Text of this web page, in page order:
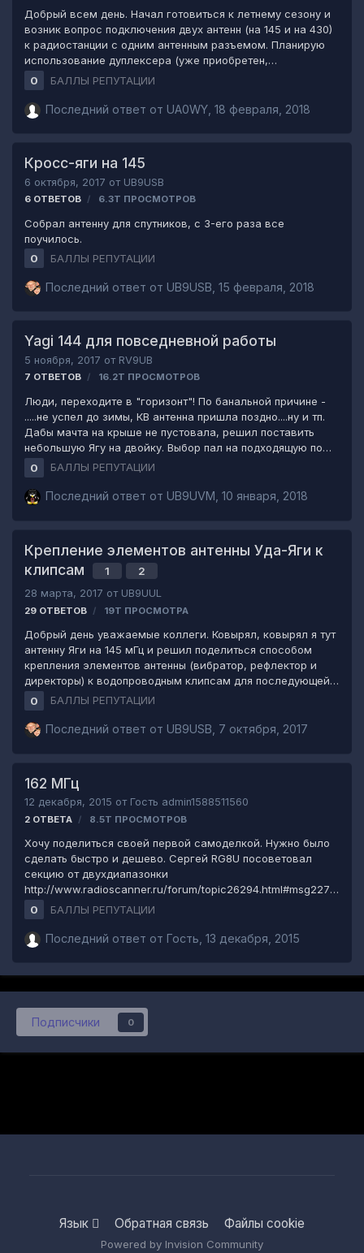
Добрый всем день. Начал готовиться к летнему сезону и
возник вопрос подключения двух антенн (на 145 и на 430)
к радиостанции с одним антенным разъемом. Планирую
использование дуплексера (уже приобретен,
использование без вариантов). А вопрос вот в чем: где
располагать дуплексер: ближе к станции (будет два
кабеля снижения) или же ближе к антеннам, закрепив на
мачте, (один кабель)? Кто сможет подсказать,
Последний ответ от UA0WY 18 февраля, 2018
0 БАЛЛЫ РЕПУТАЦИИ
Кросс-яги на 145
6 октября, 2017 от UB9USB
6 ОТВЕТОВ 6.3Т ПРОСМОТРОВ
Собрал антенну для спутников, с 3-его раза все
поучилось.
Последний ответ от UB9USB 15 февраля, 2018
0 БАЛЛЫ РЕПУТАЦИИ
Yagi 144 для повседневной работы
5 ноября, 2017 от RV9UB
7 ОТВЕТОВ 16.2Т ПРОСМОТРОВ
Люди, переходите в "горизонт"! По банальной причине -
.....не успел до зимы, КВ антенна пришла поздно....ну и тп.
Дабы мачта на крыше не пустовала, решил поставить
небольшую Ягу на двойку. Выбор пал на подходящую по
размерам и имеющимся материалам G0KSC's own 10el
Plus2 LFA Yagi Собрал за неделю, все как у автора,
только в Леруа не оказалось квадратной трубы 25х25,
пришлось купить П-образный профиль 30х25.
было некогда, поэтому фотка только финальная - на
крыше.(TNX Стасу UA9UHN) За трубу для поворотки
Последний ответ от UB9UVM 10 января, 2018
0 БАЛЛЫ РЕПУТАЦИИ
Крепление элементов антенны Уда-Яги к
клипсам
1 2
28 марта, 2017 от UB9UUL
29 ОТВЕТОВ 19Т ПРОСМОТРА
Добрый день уважаемые коллеги. Ковырял, ковырял я тут
антенну Яги на 145 мГц и решил поделиться способом
крепления элементов антенны (вибратор, рефлектор и
директоры) к водопроводным клипсам для последующей
установки на траверсу (антенна разборная, для полевого
выхода). Если изобрел велосипед, прошу не пинать
коваными сапогами в живот . Сразу скажу, что способ
они образуют одно целое. Данный способ уже опробовал
на антенне 430 мГц. Итак: смотрим, не смеёмся,
удивляемся, ну и т.д.
Последний ответ от UB9USB 7 октября, 2017
0 БАЛЛЫ РЕПУТАЦИИ
162 МГц
12 декабря, 2015 от Гость admin1588511560
2 ОТВЕТА 8.5Т ПРОСМОТРОВ
Хочу поделиться своей первой самоделкой. Нужно было
сделать быстро и дешево. Сергей RG8U посоветовал
секцию от двухдиапазонки
http://www.radioscanner.ru/forum/topic26294.html#msg2277
17 В Ммане размерчики подогнал под частоту, и вуаля -
КСВ=1. Водрузил на мачту в качестве приемной у
репитера.
Последний ответ от Гость, 13 декабря, 2015
0 БАЛЛЫ РЕПУТАЦИИ
Подписчики 0
Язык Обратная связь Файлы cookie
Powered by Invision Community